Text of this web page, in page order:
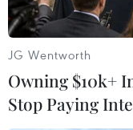
giá trứng.
JG Wentworth
Owning $10k+
Stop Paying